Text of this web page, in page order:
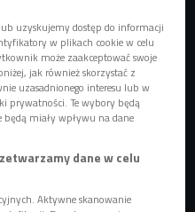
się z koleżankami i
i sięgnął po gitarę
że kiedyś lepiej było" z
Bałdych, światowej
uzyskujemy dostęp do informacji
w plikach cookie w celu
może zaakceptować swoje
jak również skorzystać z
uzasadnionego interesu lub w
prywatności. Te wybory będą
miały wpływu na dane
dane w celu
Aktywne skanowanie